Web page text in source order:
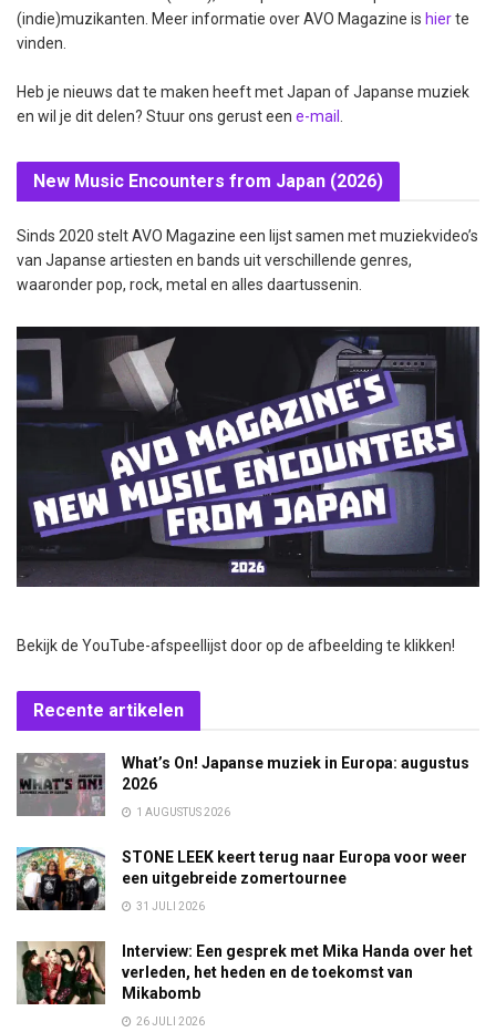
(indie)muzikanten. Meer informatie over AVO Magazine is hierte
vinden.
Heb je nieuws dat te maken heeft met Japan of Japanse muziek
en wil je dit delen? Stuur ons gerust een e-mail
New Music Encounters from Japan (2026)
Sinds 2020 stelt AVO Magazine een lijst samen met muziekvideo’s
van Japanse artiesten en bands uit verschillende genres,
waaronder pop, rock, metal en alles daartussenin.
Bekijk de YouTube-afspeellijst door op de afbeelding te klikken!
Recente artikelen
What’s On! Japanse muziek in Europa: augustus
2026
1 AUGUSTUS 2026
STONE LEEK keert terug naar Europa voor weer
een uitgebreide zomertournee
31 JULI 2026
Interview: Een gesprek met Mika Handa over het
verleden, het heden en de toekomst van
Mikabomb
26 JULI 2026